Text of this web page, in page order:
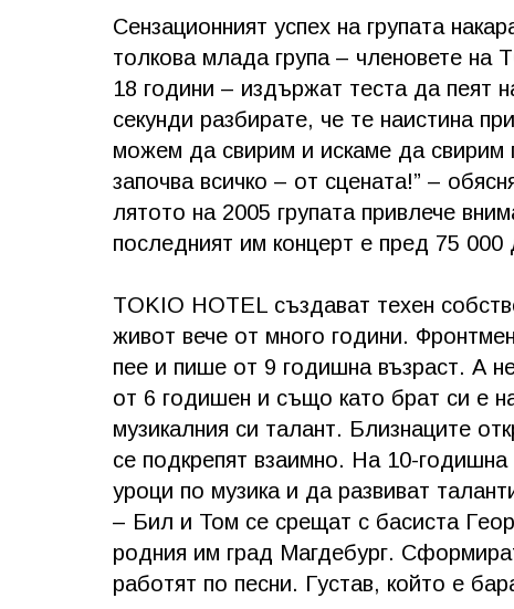
Сензационният успех на групата
толкова млада група – членовете на
18 години – издържат теста да пеят
секунди разбирате, че те наистина
можем да свирим и искаме да свирим
започва всичко – от сцената!” –
лятото на 2005 групата привлече
последният им концерт е пред 75 000
TOKIO HOTEL създават техен
живот вече от много години.
пее и пише от 9 годишна възраст. А
от 6 годишен и също като брат си е
музикалния си талант. Близнаците
се подкрепят взаимно. На 10-
уроци по музика и да развиват
– Бил и Том се срещат с басиста
родния им град Магдебург.
работят по песни. Густав, който е